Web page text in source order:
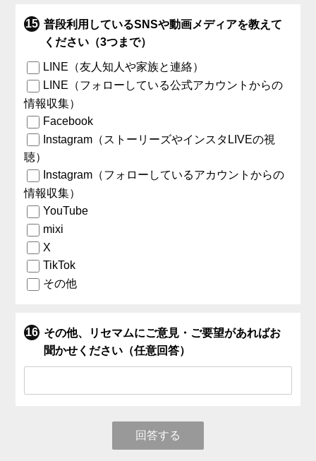
普段利用しているSNSや動画メディアを教えて
ください（3つまで）
LINE（友人知人や家族と連絡）
LINE（フォローしている公式アカウントからの
情報収集）
Facebook
Instagram（ストーリーズやインスタLIVEの視
聴）
Instagram（フォローしているアカウントからの
情報収集）
YouTube
mixi
X
TikTok
その他
その他、リセマムにご意見・ご要望があればお
聞かせください（任意回答）
回答する